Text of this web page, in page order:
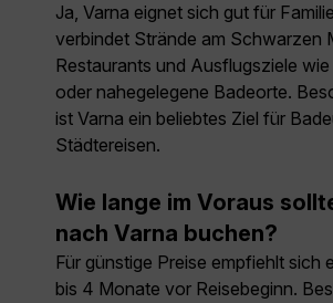
Ja, Varna eignet sich gut für
verbindet Strände am Schwarzen
Restaurants und Ausflugsziele
oder nahegelegene Badeorte.
ist Varna ein beliebtes Ziel für
Städtereisen.
Wie lange im Voraus
nach Varna buchen?
Für günstige Preise empfiehlt sich
bis 4 Monate vor Reisebeginn.